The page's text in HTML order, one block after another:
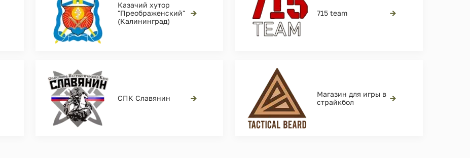
Казачий хутор
"Преображенский"
(Калининград)
→ 715 team →
СПК Славянин →
Магазин для игры в
страйкбол
→